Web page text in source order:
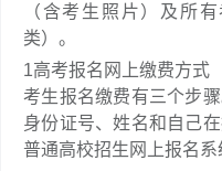
（含考生照片）及所
类）。
1高考报名网上缴费方式
考生报名缴费有三个步
身份证号、姓名和自己
普通高校招生网上报名系